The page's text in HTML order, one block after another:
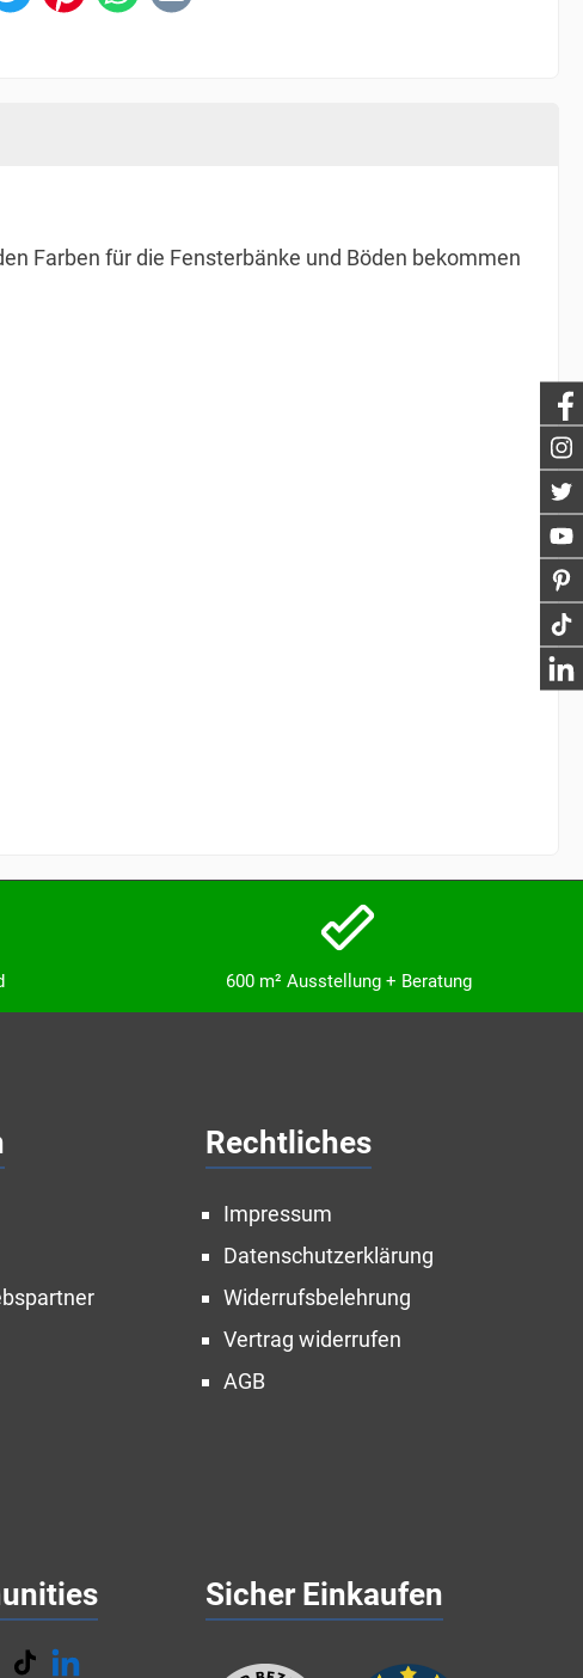
Farben für die Fensterbänke und Böden bekommen
600 m² Ausstellung + Beratung
Rechtliches
Impressum
Datenschutzerklärung
Widerrufsbelehrung
Vertrag widerrufen
AGB
Sicher Einkaufen